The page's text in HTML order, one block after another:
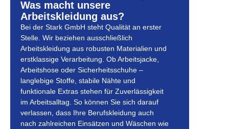
Was macht unsere
Arbeitskleidung aus?
Bei der Stark GmbH steht Qualität an erster
Stelle. Wir beziehen ausschließlich
Arbeitskleidung aus robusten Materialien und
erstklassige Verarbeitung. Ob Arbeitsjacke,
Arbeitshose oder Sicherheitsschuhe –
langlebige Stoffe, stabile Nähte und
funktionale Extras stehen für Zuverlässigkeit
im Arbeitsalltag. So können Sie sich darauf
verlassen, dass Ihre Berufskleidung auch
nach zahlreichen Einsätzen und Wäschen wie